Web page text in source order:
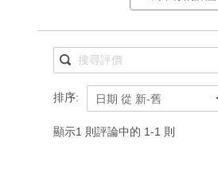
排序: 日期 從 新-舊
顯示1 則評論中的 1-1 則